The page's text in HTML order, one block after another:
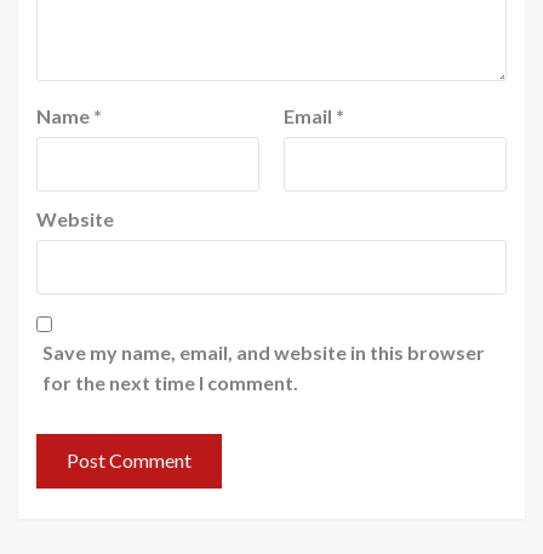
Name * Email *
Website
Save my name, email, and website in this browser
for the next time I comment.